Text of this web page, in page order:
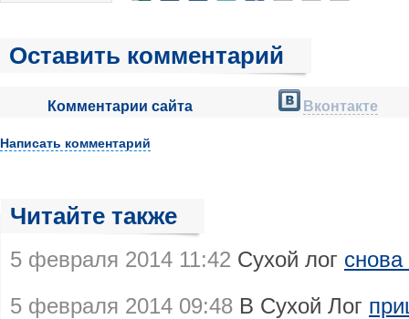
Оставить комментарий
Комментарии сайта Вконтакте
Написать комментарий
Читайте также
5 февраля 2014 11:42 Сухой лог
5 февраля 2014 09:48 В Сухой Лог